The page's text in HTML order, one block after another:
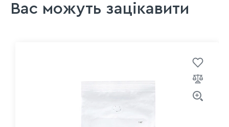
Вас можуть зацікавити